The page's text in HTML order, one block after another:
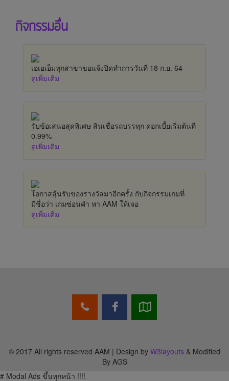
กิจกรรมอื่น
เอเอเอ็มทุกสาขาขอแจ้งปิดทำการวันที่ 18 ก.ย. 64
ดูเพิ่มเติม
รับข้อเสนอสุดพิเศษ สินเชื่อรถบรรทุก ดอกเบี้ยเริ่มต้นที่
0.99%
ดูเพิ่มเติม
โอกาสลุ้นรับของรางวัลมาอีกครั้ง กับกิจกรรมเกมที่
มีชื่อว่า เกมซ่อนคำ หา AAM ให้เจอ
ดูเพิ่มเติม
© 2017 All rights reserved AAM | Design by W3layouts & Modified
By AGS
# Modal Ads ขึ้นทุกหน้า !!!!